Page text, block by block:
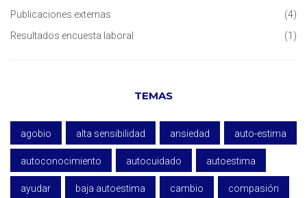
Publicaciones externas
(4)
Resultados encuesta laboral
(1)
TEMAS
agobio alta sensibilidad ansiedad auto-estima
autoconocimiento autocuidado autoestima
ayudar baja autoestima cambio compasión